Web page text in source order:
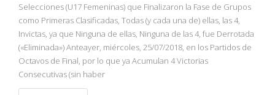
Selecciones (U17 Femeninas) que Finalizaron la Fase de Grupos
como Primeras Clasificadas, Todas (y cada una de) ellas, las 4,
Invictas, ya que Ninguna de ellas, Ninguna de las 4, fue Derrotada
(«Eliminada») Anteayer, miércoles, 25/07/2018, en los Partidos de
Octavos de Final, por lo que ya Acumulan 4 Victorias
Consecutivas (sin haber